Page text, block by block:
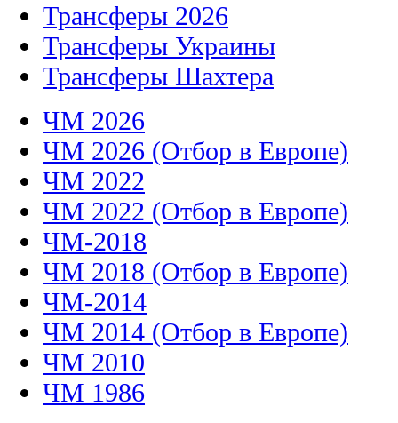
Трансферы 2026
Трансферы Украины
Трансферы Шахтера
ЧМ 2026
ЧМ 2026 (Отбор в Европе)
ЧМ 2022
ЧМ 2022 (Отбор в Европе)
ЧМ-2018
ЧМ 2018 (Отбор в Европе)
ЧМ-2014
ЧМ 2014 (Отбор в Европе)
ЧМ 2010
ЧМ 1986